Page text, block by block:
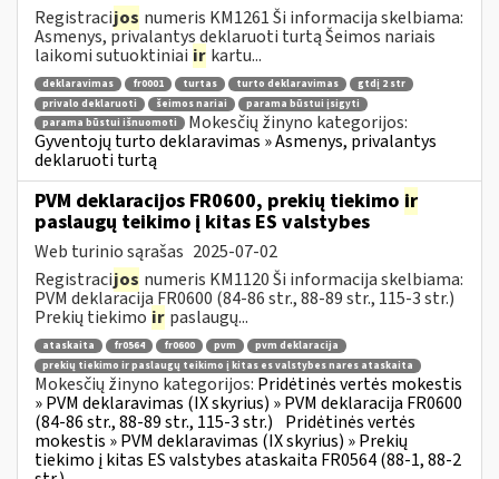
Registracijos numeris KM1261 Ši informacija skelbiama:
Asmenys, privalantys deklaruoti turtą Šeimos nariais
laikomi sutuoktiniai ir kartu...
deklaravimas fr0001 turtas turto deklaravimas
gtdį 2 str
privalo deklaruoti
šeimos nariai
parama būstui įsigyti
parama būstui išnuomoti
Mokesčių žinyno kategorijos:
Gyventojų turto deklaravimas » Asmenys, privalantys
deklaruoti turtą
PVM deklaracijos FR0600, prekių tiekimo ir
paslaugų teikimo į kitas ES valstybes
Web turinio sąrašas 2025-07-02
Registracijos numeris KM1120 Ši informacija skelbiama:
PVM deklaracija FR0600 (84-86 str., 88-89 str., 115-3 str.)
Prekių tiekimo ir paslaugų...
ataskaita fr0564 fr0600 pvm
pvm deklaracija
prekių tiekimo ir paslaugų teikimo į kitas es valstybes nares ataskaita
Mokesčių žinyno kategorijos: Pridėtinės vertės mokestis
» PVM deklaravimas (IX skyrius) » PVM deklaracija FR0600
(84-86 str., 88-89 str., 115-3 str.) Pridėtinės vertės
mokestis » PVM deklaravimas (IX skyrius) » Prekių
tiekimo į kitas ES valstybes ataskaita FR0564 (88-1, 88-2